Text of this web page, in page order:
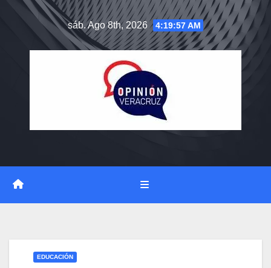
sáb. Ago 8th, 2026 4:19:58 AM
EDUCACIÓN